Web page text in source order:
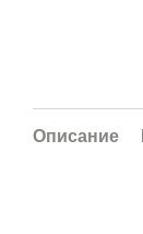
Описание